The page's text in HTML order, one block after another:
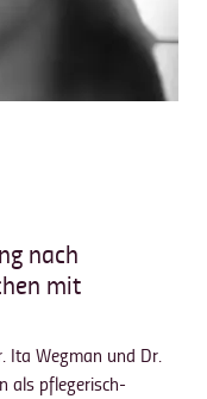
nach
mit
Ita Wegman und Dr.
als pflegerisch-